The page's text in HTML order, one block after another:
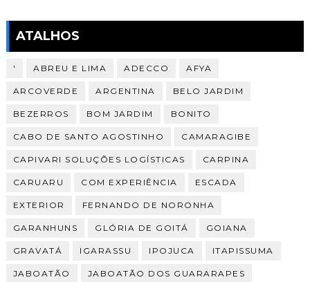
ATALHOS
' ABREU E LIMA ADECCO AFYA
ARCOVERDE ARGENTINA BELO JARDIM
BEZERROS BOM JARDIM BONITO
CABO DE SANTO AGOSTINHO CAMARAGIBE
CAPIVARI SOLUÇÕES LOGÍSTICAS CARPINA
CARUARU COM EXPERIÊNCIA ESCADA
EXTERIOR FERNANDO DE NORONHA
GARANHUNS GLÓRIA DE GOITÁ GOIANA
GRAVATÁ IGARASSU IPOJUCA ITAPISSUMA
JABOATÃO JABOATÃO DOS GUARARAPES